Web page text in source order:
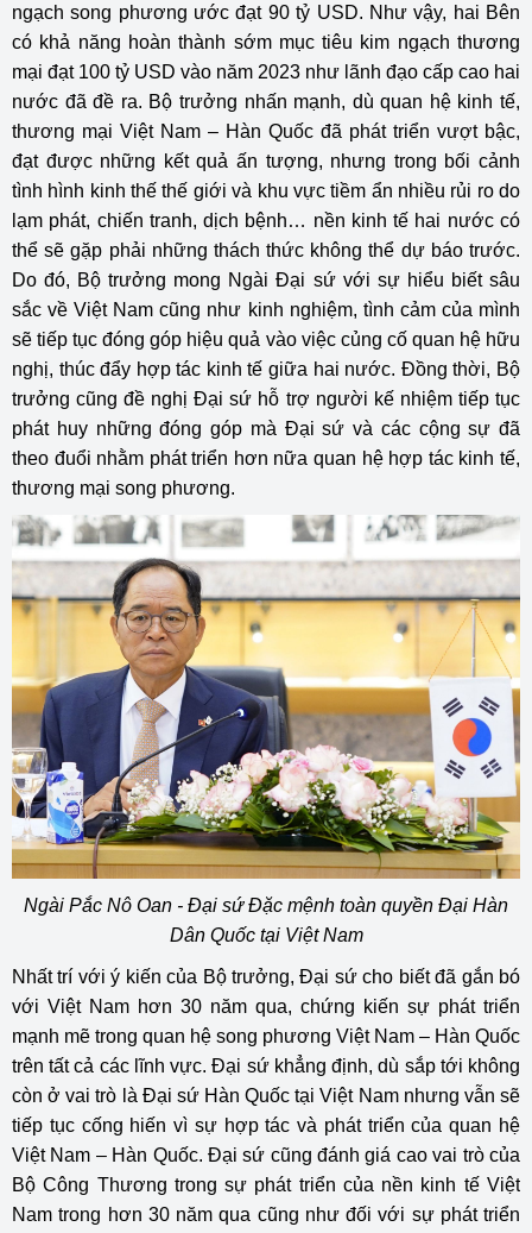
ngạch song phương ước đạt 90 tỷ USD. Như vậy, hai Bên
có khả năng hoàn thành sớm mục tiêu kim ngạch thương
mại đạt 100 tỷ USD vào năm 2023 như lãnh đạo cấp cao hai
nước đã đề ra. Bộ trưởng nhấn mạnh, dù quan hệ kinh tế,
thương mại Việt Nam – Hàn Quốc đã phát triển vượt bậc,
đạt được những kết quả ấn tượng, nhưng trong bối cảnh
tình hình kinh thế thế giới và khu vực tiềm ẩn nhiều rủi ro do
lạm phát, chiến tranh, dịch bệnh… nền kinh tế hai nước có
thể sẽ gặp phải những thách thức không thể dự báo trước.
Do đó, Bộ trưởng mong Ngài Đại sứ với sự hiểu biết sâu
sắc về Việt Nam cũng như kinh nghiệm, tình cảm của mình
sẽ tiếp tục đóng góp hiệu quả vào việc củng cố quan hệ hữu
nghị, thúc đẩy hợp tác kinh tế giữa hai nước. Đồng thời, Bộ
trưởng cũng đề nghị Đại sứ hỗ trợ người kế nhiệm tiếp tục
phát huy những đóng góp mà Đại sứ và các cộng sự đã
theo đuổi nhằm phát triển hơn nữa quan hệ hợp tác kinh tế,
thương mại song phương.
Ngài Pắc Nô Oan - Đại sứ Đặc mệnh toàn quyền Đại Hàn
Dân Quốc tại Việt Nam
Nhất trí với ý kiến của Bộ trưởng, Đại sứ cho biết đã gắn bó
với Việt Nam hơn 30 năm qua, chứng kiến sự phát triển
mạnh mẽ trong quan hệ song phương Việt Nam – Hàn Quốc
trên tất cả các lĩnh vực. Đại sứ khẳng định, dù sắp tới không
còn ở vai trò là Đại sứ Hàn Quốc tại Việt Nam nhưng vẫn sẽ
tiếp tục cống hiến vì sự hợp tác và phát triển của quan hệ
Việt Nam – Hàn Quốc. Đại sứ cũng đánh giá cao vai trò của
Bộ Công Thương trong sự phát triển của nền kinh tế Việt
Nam trong hơn 30 năm qua cũng như đối với sự phát triển